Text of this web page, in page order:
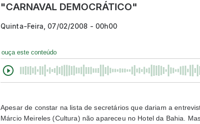
"CARNAVAL DEMOCRÁTICO"
Quinta-Feira, 07/02/2008 - 00h00
ouça este conteúdo
Apesar de constar na lista de secretários que dariam a
Márcio Meireles (Cultura) não apareceu no Hotel da Bahia.